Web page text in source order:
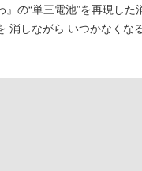
』の“単三電池”を再現し
消しながら いつかなくな